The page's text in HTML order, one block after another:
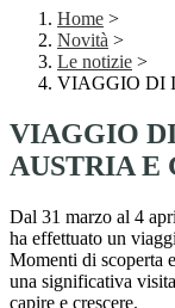
Home >
Novità >
Le notizie >
VIAGGIO DI
VIAGGIO
AUSTRIA E
Dal 31 marzo al 4
ha effettuato un
Momenti di scoperta
una significativa
capire e crescere.